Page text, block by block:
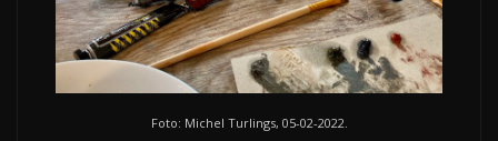
Foto: Michel Turlings, 05-02-2022.